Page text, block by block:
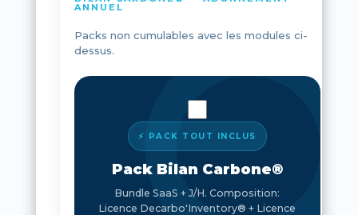
ANNUEL
Packs non cumulables avec les modules ci-
dessus.
⚡ PACK TOUT INCLUS
Pack Bilan Carbone®
Bundle SaaS + J/H. Composition:
Licence Decarbo'Inventory® + Licence